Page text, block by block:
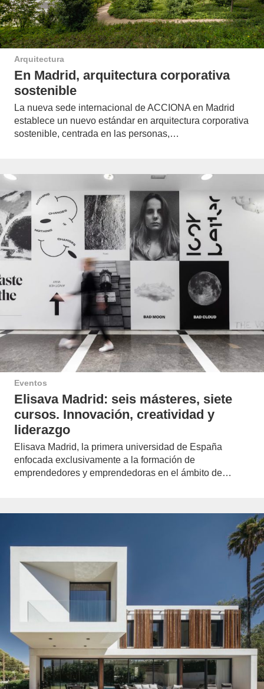
Arquitectura
En Madrid, arquitectura corporativa
sostenible
La nueva sede internacional de ACCIONA en Madrid
establece un nuevo estándar en arquitectura corporativa
sostenible, centrada en las personas,…
Eventos
Elisava Madrid: seis másteres, siete
cursos. Innovación, creatividad y
liderazgo
Elisava Madrid, la primera universidad de España
enfocada exclusivamente a la formación de
emprendedores y emprendedoras en el ámbito de…